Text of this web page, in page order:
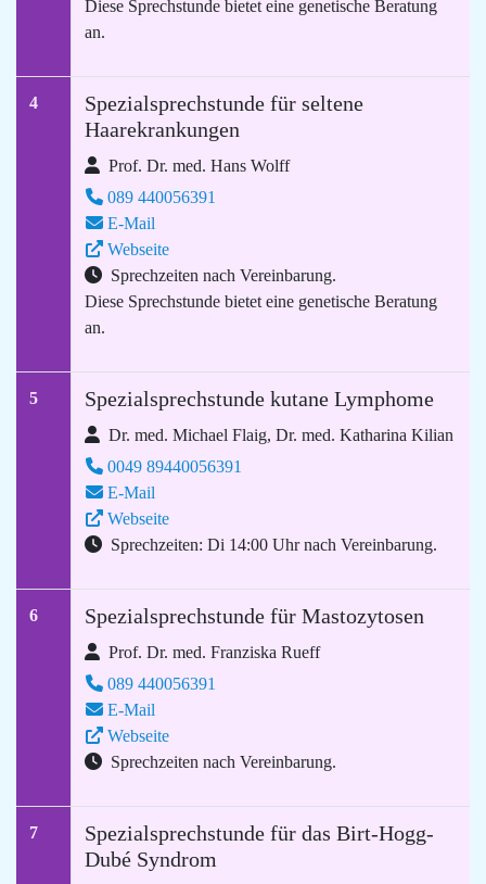
Diese Sprechstunde bietet eine genetische Beratung
an.
4
Spezialsprechstunde für seltene
Haarekrankungen
Prof. Dr. med. Hans Wolff
089 440056391
E-Mail
Webseite
Sprechzeiten nach Vereinbarung.
Diese Sprechstunde bietet eine genetische Beratung
an.
5 Spezialsprechstunde kutane Lymphome
Dr. med. Michael Flaig, Dr. med. Katharina Kilian
0049 89440056391
E-Mail
Webseite
Sprechzeiten: Di 14:00 Uhr nach Vereinbarung.
6 Spezialsprechstunde für Mastozytosen
Prof. Dr. med. Franziska Rueff
089 440056391
E-Mail
Webseite
Sprechzeiten nach Vereinbarung.
7
Spezialsprechstunde für das Birt-Hogg-
Dubé Syndrom